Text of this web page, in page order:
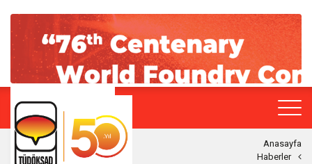
Anasayfa
Haberler